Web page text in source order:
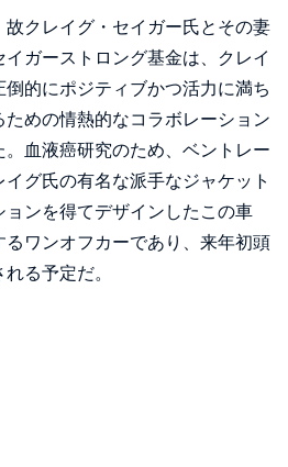
クレイグ・セイガー氏とその妻
ガーストロング基金は、クレイ
的にポジティブかつ活力に満ち
めの情熱的なコラボレーション
血液癌研究のため、ベントレー
グ氏の有名な派手なジャケット
ンを得てデザインしたこの車
ワンオフカーであり、来年初頭
る予定だ。